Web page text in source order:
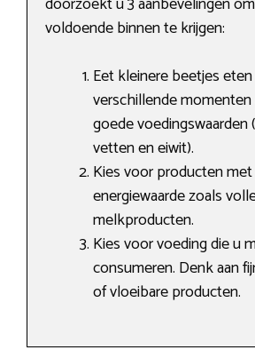
voldoende binnen te krijgen:
Eet kleinere beetjes
verschillende
goede
vetten en eiwit).
Kies voor producten
energiewaarde zoals
melkproducten.
Kies voor voeding die u
consumeren. Denk aan
of vloeibare producten.